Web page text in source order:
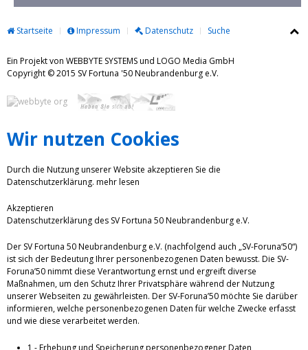
Startseite Impressum Datenschutz Suche
Ein Projekt von WEBBYTE SYSTEMS und LOGO Media GmbH
Copyright © 2015 SV Fortuna '50 Neubrandenburg e.V.
Wir nutzen Cookies
Durch die Nutzung unserer Website akzeptieren Sie die
Datenschutzerklärung. mehr lesen
Akzeptieren
Datenschutzerklärung des SV Fortuna 50 Neubrandenburg e.V.
Der SV Fortuna 50 Neubrandenburg e.V. (nachfolgend auch „SV-Foruna‘50“)
ist sich der Bedeutung Ihrer personenbezogenen Daten bewusst. Die SV-
Foruna’50 nimmt diese Verantwortung ernst und ergreift diverse
Maßnahmen, um den Schutz Ihrer Privatsphäre während der Nutzung
unserer Webseiten zu gewährleisten. Der SV-Foruna’50 möchte Sie darüber
informieren, welche personenbezogenen Daten für welche Zwecke erfasst
und wie diese verarbeitet werden.
1 - Erhebung und Speicherung personenbezogener Daten